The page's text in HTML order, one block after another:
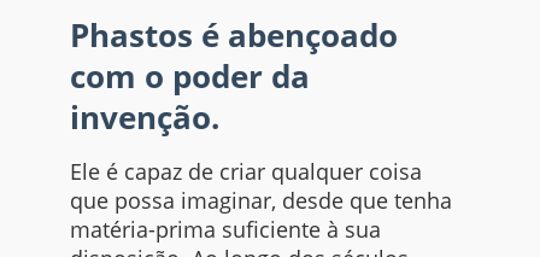
Phastos é abençoado
com o poder da
invenção.
Ele é capaz de criar qualquer coisa
que possa imaginar, desde que tenha
matéria-prima suficiente à sua